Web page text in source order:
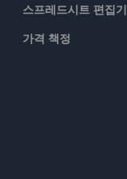
스프레드시트 편집기
가격 책정